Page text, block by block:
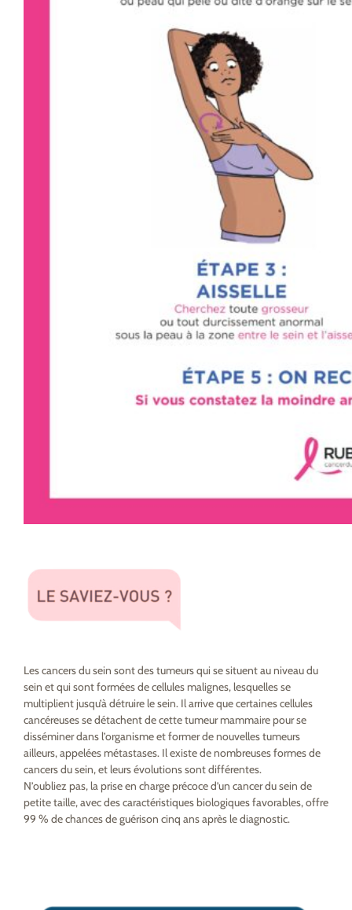
Les cancers du sein sont des tumeurs qui se situent au niveau du
sein et qui sont formées de cellules malignes, lesquelles se
multiplient jusqu’à détruire le sein. Il arrive que certaines cellules
cancéreuses se détachent de cette tumeur mammaire pour se
disséminer dans l’organisme et former de nouvelles tumeurs
ailleurs, appelées métastases. Il existe de nombreuses formes de
cancers du sein, et leurs évolutions sont différentes.
N’oubliez pas, la prise en charge précoce d’un cancer du sein de
petite taille, avec des caractéristiques biologiques favorables, offre
99 % de chances de guérison cinq ans après le diagnostic.